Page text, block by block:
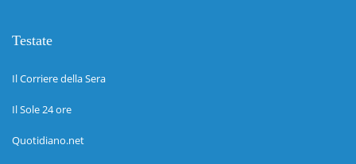
Testate
Il Corriere della Sera
Il Sole 24 ore
Quotidiano.net